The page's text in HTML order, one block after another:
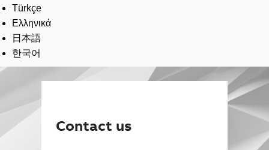
Türkçe
Ελληνικά
日本語
한국어
Contact us